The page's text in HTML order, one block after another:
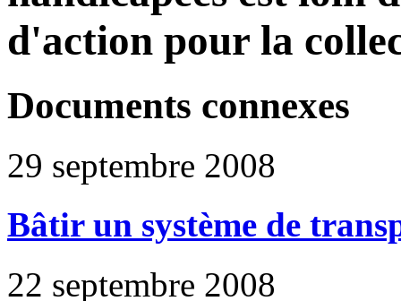
d'action pour la
Documents connexes
29 septembre 2008
Bâtir un système de
22 septembre 2008